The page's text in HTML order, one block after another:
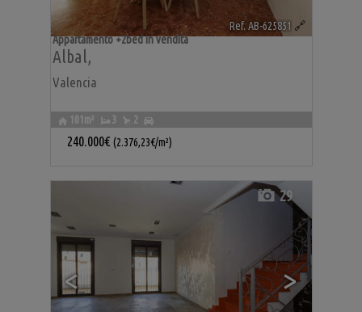
Ref. AB-625851 🔗
Albal,
Valencia
Appartamento +2bed in vendita
101m² 3 2
240.000€ (2.376,23€/m²)
< >
29